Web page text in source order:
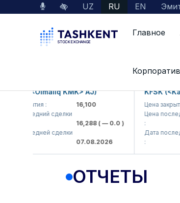
UZ RU EN
Главное
Раскрытие
(<Olmaliq KMK> AJ)
16,100
сделки
16,288( — 0.0 )
сделки
07.08.2026
KFSK
Цена закрытия :
Цена последний
Дата последней
ОТЧЕТЫ